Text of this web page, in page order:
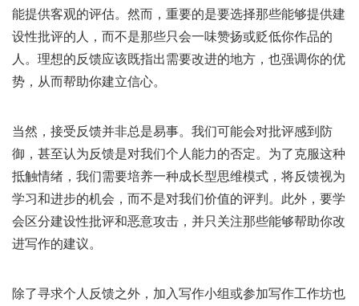
能提供客观的评估。然而，重要的是要选择那些能够提供建
设性批评的人，而不是那些只会一味赞扬或贬低你作品的
人。理想的反馈应该既指出需要改进的地方，也强调你的优
势，从而帮助你建立信心。
当然，接受反馈并非总是易事。我们可能会对批评感到防
御，甚至认为反馈是对我们个人能力的否定。为了克服这种
抵触情绪，我们需要培养一种成长型思维模式，将反馈视为
学习和进步的机会，而不是对我们价值的评判。此外，要学
会区分建设性批评和恶意攻击，并只关注那些能够帮助你改
进写作的建议。
除了寻求个人反馈之外，加入写作小组或参加写作工作坊也